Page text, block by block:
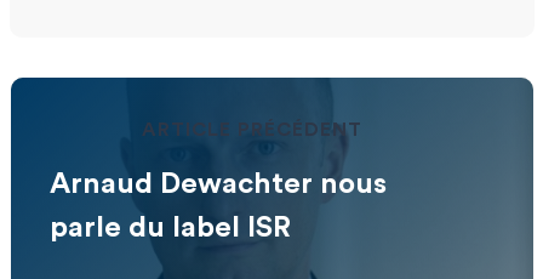
ARTICLE PRÉCÉDENT
Arnaud Dewachter nous
parle du label ISR